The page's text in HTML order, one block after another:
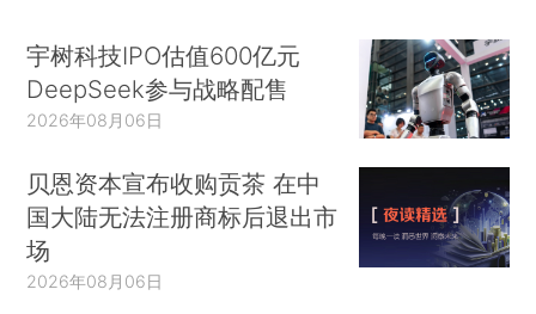
宇树科技IPO估值600亿元
DeepSeek参与战略配售
2026年08月06日
贝恩资本宣布收购贡茶 在中
国大陆无法注册商标后退出市
场
2026年08月06日